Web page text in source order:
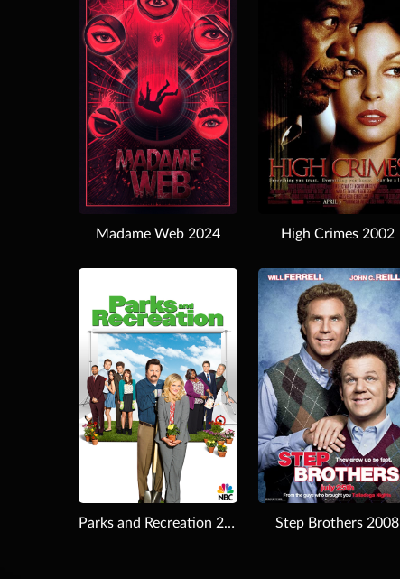
Download
Download
High Crimes 2002
Madame Web 2024
Download
Download
Step Brothers 2008
Parks and Recreation 2009